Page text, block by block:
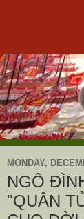
MONDAY,
NGÔ
"QUÂN